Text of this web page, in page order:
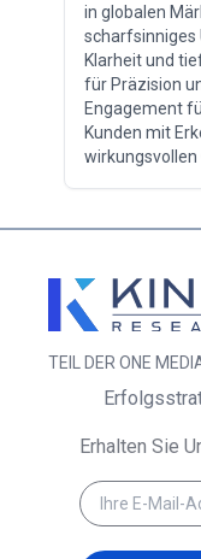
in globalen
scharfsinniges
Klarheit und
für Präzision
Engagement
Kunden mit
TEIL DER ONE
Erhalten Sie